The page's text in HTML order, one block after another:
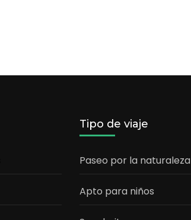
Tipo de viaje
Paseo por la naturaleza
Apto para niños